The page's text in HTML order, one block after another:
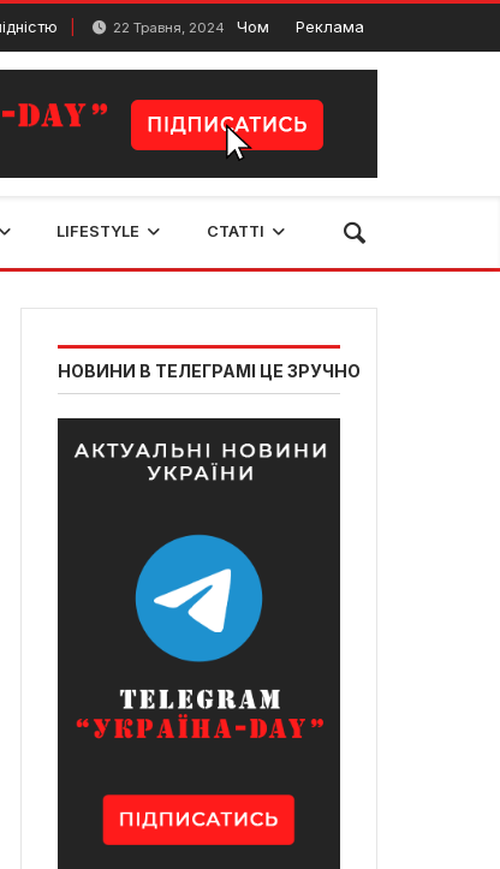
22 Травня, 2024 Чому варто купити б/у монітор ноутбука?
Реклама
LIFESTYLE СТАТТІ
НОВИНИ В ТЕЛЕГРАМІ ЦЕ ЗРУЧНО